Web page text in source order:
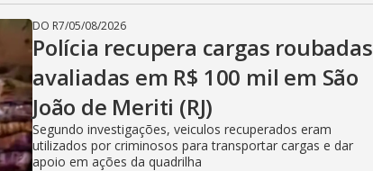
DO R7/05/08/2026
Polícia recupera cargas roubadas
avaliadas em R$ 100 mil em São
João de Meriti (RJ)
Segundo investigações, veiculos recuperados eram
utilizados por criminosos para transportar cargas e dar
apoio em ações da quadrilha